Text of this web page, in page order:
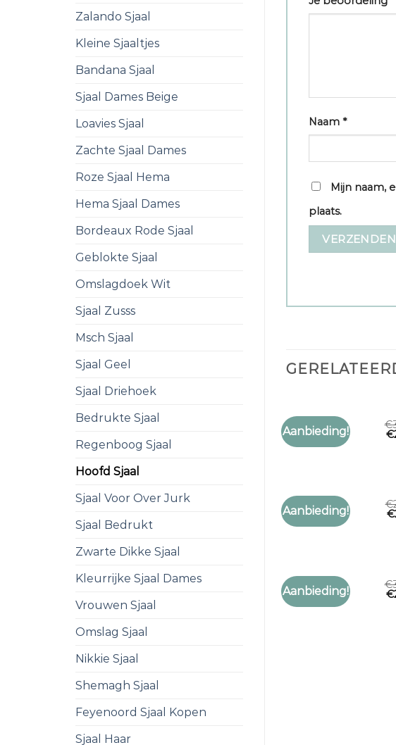
Zalando Sjaal
Kleine Sjaaltjes
Bandana Sjaal
Sjaal Dames Beige
Loavies Sjaal
Zachte Sjaal Dames
Roze Sjaal Hema
Hema Sjaal Dames
Bordeaux Rode Sjaal
Geblokte Sjaal
Omslagdoek Wit
Sjaal Zusss
Msch Sjaal
Sjaal Geel
Sjaal Driehoek
Bedrukte Sjaal
Regenboog Sjaal
Hoofd Sjaal
Sjaal Voor Over Jurk
Sjaal Bedrukt
Zwarte Dikke Sjaal
Kleurrijke Sjaal Dames
Vrouwen Sjaal
Omslag Sjaal
Nikkie Sjaal
Shemagh Sjaal
Feyenoord Sjaal Kopen
Sjaal Haar
Naam *
Mijn naam,
plaats.
Aanbieding!
HOOFD SJAAL
hoofd sjaal
€
€
Aanbieding!
HOOFD SJAAL
hoofd sjaal
€
€
Aanbieding!
HOOFD SJAAL
hoofd sjaal
€
€